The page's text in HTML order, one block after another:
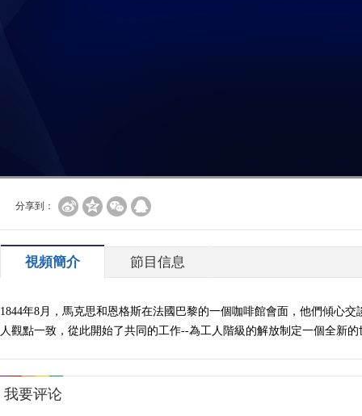
分享到：
視頻簡介 節目信息
1844年8月，馬克思和恩格斯在法國巴黎的一個咖啡館會面，他們傾心
人觀點一致，從此開始了共同的工作--為工人階級的解放制定一個全新的